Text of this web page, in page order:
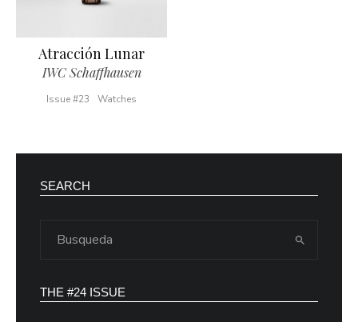
Atracción Lunar
IWC Schaffhausen
Issue #23 Watches
SEARCH
THE #24 ISSUE